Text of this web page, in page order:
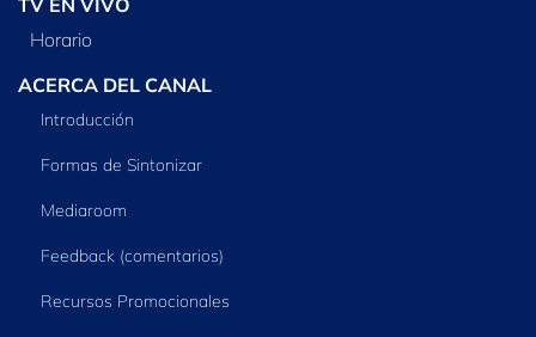
Horario
ACERCA DEL CANAL
Introducción
Formas de Sintonizar
Mediaroom
Feedback (comentarios)
Recursos Promocionales